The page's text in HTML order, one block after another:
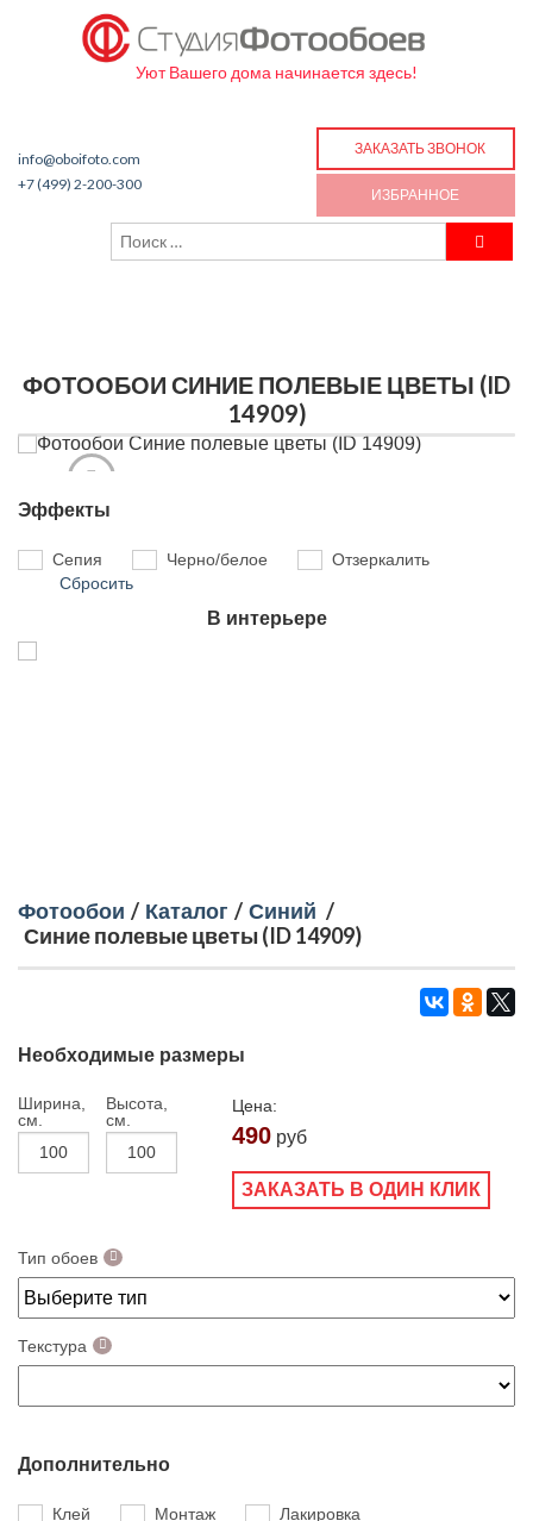
Уют Вашего дома начинается здесь!
info@oboifoto.com
+7 (499) 2-200-300
ЗАКАЗАТЬ ЗВОНОК
ИЗБРАННОЕ
ФОТООБОИ СИНИЕ ПОЛЕВЫЕ ЦВЕТЫ (ID
14909)
Эффекты
Сепия Черно/белое
Отзеркалить
Сбросить
В интерьере
Фотообои / Каталог / Синий /
Синие полевые цветы (ID 14909)
Необходимые размеры
Ширина,
см.
Высота,
см.
Цена:
490 руб
ЗАКАЗАТЬ В ОДИН КЛИК
Тип обоев
Текстура
Дополнительно
Клей Монтаж Лакировка